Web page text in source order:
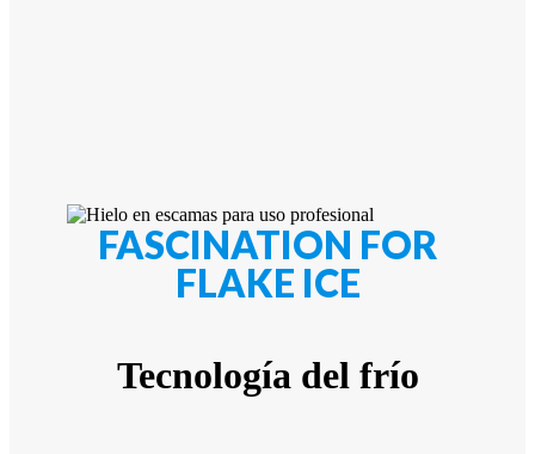
FASCINATION FOR
FLAKE ICE
Tecnología del frío